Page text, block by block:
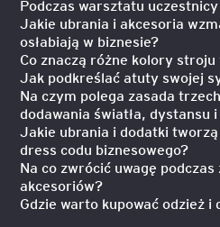
Podczas warsztatu
Jakie ubrania i akcesoria
osłabiają w biznesie?
Co znaczą różne kolory
Jak podkreślać atuty swojej
Na czym polega zasada
dodawania światła, dystansu
Jakie ubrania i dodatki
dress codu biznesowego?
Na co zwrócić uwagę
akcesoriów?
Gdzie warto kupować odzież i